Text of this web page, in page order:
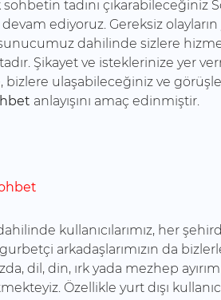
tadını çıkarabileceğiniz
ediyoruz. Gereksiz
sunucumuz dahilinde sizlere
Şikayet ve isteklerinize yer
bizlere ulaşabileceğiniz ve
anlayışını amaç edinmiştir.
kullanıcılarımız, her
gurbetçi arkadaşlarımızın da
dil, din, ırk yada mezhep
Özellikle yurt dışı